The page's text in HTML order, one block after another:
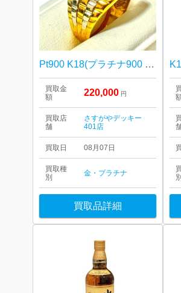
Pt900 K18(プラチナ900 18金)コインリング
買取金
額
220,000 円
買取店
舗
さすがやデッキー
401店
買取日 08月07日
買取種
別
金・プラチナ
買取品詳細
別